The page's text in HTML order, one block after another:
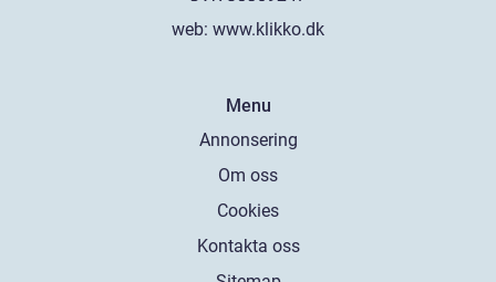
web: www.klikko.dk
Menu
Annonsering
Om oss
Cookies
Kontakta oss